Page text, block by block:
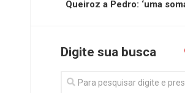
Queiroz a Pedro: ‘uma
Digite sua busca